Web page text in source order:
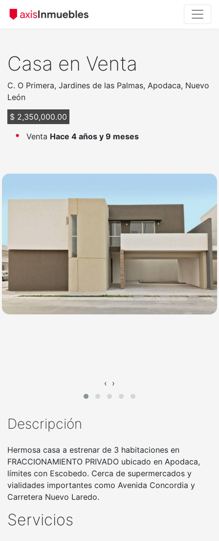
Casa en Venta
C. O Primera, Jardines de las Palmas, Apodaca, Nuevo
León
$ 2,350,000.00
Venta Hace 4 años y 9 meses
‹ ›
Descripción
Hermosa casa a estrenar de 3 habitaciones en
FRACCIONAMIENTO PRIVADO ubicado en Apodaca,
límites con Escobedo. Cerca de supermercados y
vialidades importantes como Avenida Concordia y
Carretera Nuevo Laredo.
Servicios